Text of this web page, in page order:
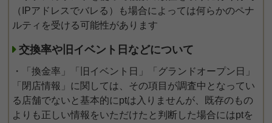
（IPアドレスでバレる）も場合によっては何らかのペナ
ルティを受ける可能性があります
交換率や旧イベント日などについて
・「換金率」「旧イベント日」「グランドオープン日」
「閉店情報」に関しては、その項目が調査中となってい
る店舗でないと基本的にptは入りませんが、既存のもの
よりも正しい情報をいただけたと判断した場合にはptを